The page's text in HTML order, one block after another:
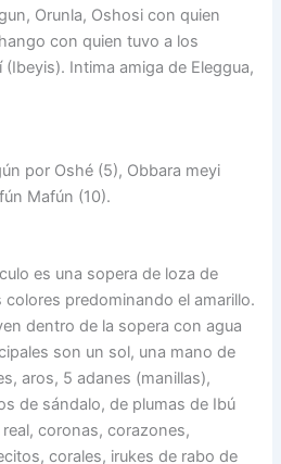
Orunla, Oshosi con quien
con quien tuvo a los
(Ibeyis). Intima amiga de Eleggua,
por Oshé (5), Obbara meyi
Mafún (10).
es una sopera de loza de
predominando el amarillo.
dentro de la sopera con agua
son un sol, una mano de
aros, 5 adanes (manillas),
de sándalo, de plumas de Ibú
coronas, corazones,
corales, irukes de rabo de